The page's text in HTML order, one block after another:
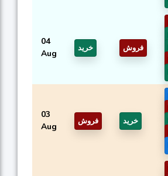
04
Aug
خرید فروش
03
Aug
فروش خرید